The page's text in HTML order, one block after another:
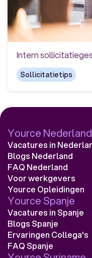
Intern
Sollicitatietips
Yource Nederland
Vacatures in
Blogs Nederland
FAQ Nederland
Voor werkgevers
Yource Opleidingen
Yource Spanje
Vacatures in Spanje
Blogs Spanje
Ervaringen Collega's
FAQ Spanje